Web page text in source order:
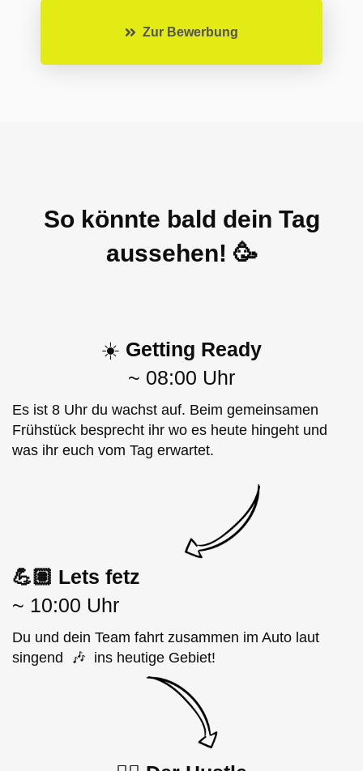
Zur Bewerbung
So könnte bald dein Tag
aussehen! 🥳
☀️ Getting Ready
~ 08:00 Uhr
Es ist 8 Uhr du wachst auf. Beim gemeinsamen
Frühstück besprecht ihr wo es heute hingeht und
was ihr euch vom Tag erwartet.
💪🏽 Lets fetz
~ 10:00 Uhr
Du und dein Team fahrt zusammen im Auto laut
singend 🎶 ins heutige Gebiet!